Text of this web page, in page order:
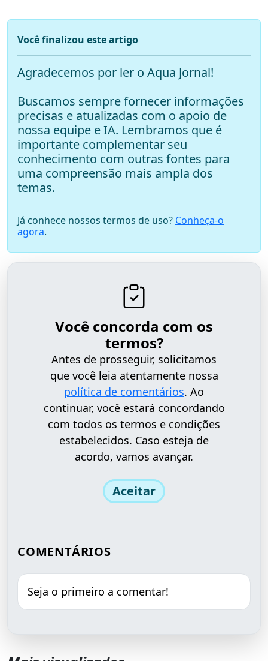
Você finalizou este artigo
Agradecemos por ler o Aqua Jornal!
Buscamos sempre fornecer informações
precisas e atualizadas com o apoio de
nossa equipe e IA. Lembramos que é
importante complementar seu
conhecimento com outras fontes para
uma compreensão mais ampla dos
temas.
Já conhece nossos termos de uso? Conheça-o
agora.
Você concorda com os
termos?
Antes de prosseguir, solicitamos
que você leia atentamente nossa
política de comentários. Ao
continuar, você estará concordando
com todos os termos e condições
estabelecidos. Caso esteja de
acordo, vamos avançar.
Aceitar
COMENTÁRIOS
Seja o primeiro a comentar!